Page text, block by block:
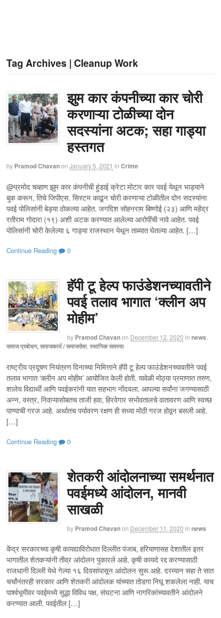
Tag Archives | Cleanup Work
झुम कार कंपनीच्या कार चोरी
करणाऱ्या टोळीच्या दोन
सदस्यांना अटक; सहा गाड्या
हस्तगत
by Pramod Chavanon January 5, 2021 in Crime
@प्रमोद चव्हाण झुम कार कंपनीची हुंडाई क्रेटा मोटार कार पवई येथून भाड्याने
बुक करून, तिचे जिपीएस. सिस्टम काढून चोरी करणाऱ्या टोळीतील दोन सदस्यांना
पवई पोलिसांनी बेड्या ठोकल्या आहेत. जगदिश सोहनराम बिष्णोई (२३) आणि महेंद्र
रतीराम गोदारा (१९) अशी अटक करण्यात आलेल्या आरोपींची नावे आहेत. पवई
पोलिसांनी चोरी केलेल्या ६ गाड्या राजस्थान येथून ताब्यात घेतल्या आहेत. […]
Continue Reading 0
हॅपी टू हेल्प फाउंडेशनच्यावतीने
पवई तलाव भागात ‘क्लीन अप
मोहीम’
by Pramod Chavanon December 12, 2020 in news
समाज प्रबोधन, समाजकार्य / समाजसेवा, स्थानिक समस्या
राष्ट्रीय प्रदूषण नियंत्रण दिनाच्या निमित्ताने हॅपी टू हेल्प फाउंडेशनच्यावतीने पवई
तलाव भागात ‘क्लीन अप मोहीम’ आयोजित केली होती. यावेळी मोठ्या प्रमाणात तरुण,
शालेय विद्यार्थी आणि पवईकरांनी यात सहभाग नोंदवला. आपल्या सर्वांना जगण्यासाठी
अन्न, वस्त्र, निवाऱ्यासोबतच ताजी हवा, हिरवेगार सभोवतालचे वातावरण आणि स्वच्छ
पाण्याची गरज आहे. अर्थातच पर्यावरण रक्षण ही सध्या मोठी गरज होवून बसली आहे.
[…]
Continue Reading 0
शेतकरी आंदोलनाच्या समर्थनात
पवईमध्ये आंदोलन, मानवी
साखळी
by Pramod Chavanon December 11, 2020 in news
केंद्र सरकारच्या कृषी कायद्याविरोधात दिल्लीत पंजाब, हरियाणासह देशातील इतर
भागातील शेतकऱ्यांनी तीव्र आंदोलन पुकारले आहे. कृषी कायदे रद्द करण्यासाठी
राजधानी दिल्ली येथे गेल्या १६ दिवसांपासून आंदोलन सुरू आहे. दरम्यान सहा ते सात
चर्चांनंतरही सरकार आणि शेतकरी आंदोलक यांच्यात तोडगा निघू शकलेला नाही. याच
पार्श्वभूमीवर पवईमध्ये सुद्धा विविध पक्ष, संघटना आणि नागरिकांच्यावतीने आंदोलने
करण्यात आली. पवईतील […]